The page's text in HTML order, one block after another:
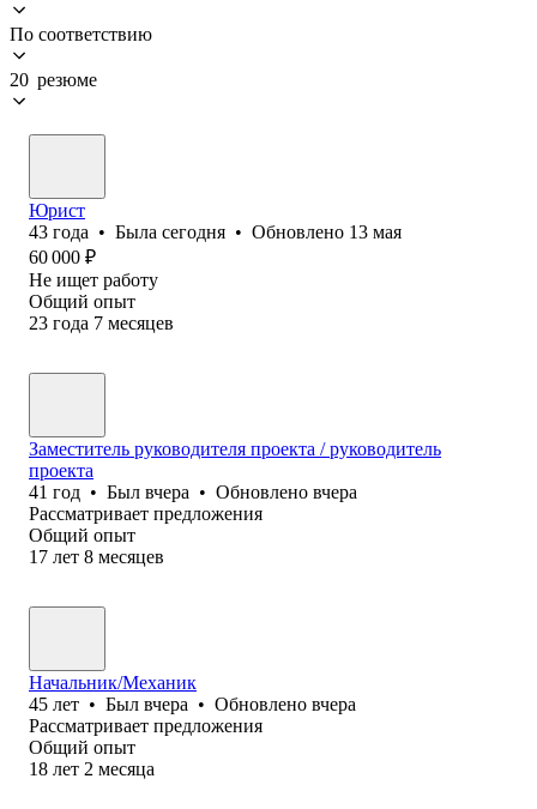
По соответствию
20 резюме
Юрист
43 года • Была сегодня • Обновлено 13 мая
60 000 ₽
Не ищет работу
Общий опыт
23 года 7 месяцев
Заместитель руководителя проекта / руководитель
проекта
41 год • Был вчера • Обновлено вчера
Рассматривает предложения
Общий опыт
17 лет 8 месяцев
Начальник/Механик
45 лет • Был вчера • Обновлено вчера
Рассматривает предложения
Общий опыт
18 лет 2 месяца